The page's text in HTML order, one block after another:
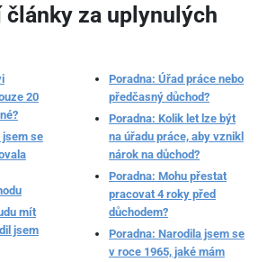
za uplynulých
20
jsem se
mít
jsem
Poradna: Úřad práce nebo
předčasný důchod?
Poradna: Kolik let lze být
na úřadu práce, aby vznikl
nárok na důchod?
Poradna: Mohu přestat
pracovat 4 roky před
důchodem?
Poradna: Narodila jsem se
v roce 1965, jaké mám